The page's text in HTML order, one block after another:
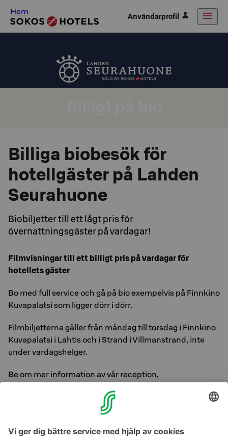
Hem Användarprofil
Billiga biobesök för
hotellgäster på Lahden
Seurahuone
Biobiljetter till ett lågt pris för
övernattningsgäster på vardagar!
Filmvisningar till ett billigt pris på vardagar för
hotellets gäster
Bo med full service och gå på bio exempelvis på Finnkino
Kuvapalatsi som ligger dörr i dörr.
Filmbiljetterna gäller från måndag till torsdag i Finnkino
Kuvapalatsi i Lahtis och i Strand i Villmanstrand, inte
under vardagshelger.
Be om mer information av vår reception,
Förmånen gäller endast för övernattningsgäster. 1